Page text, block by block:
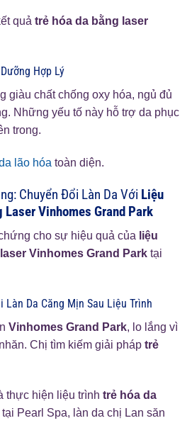
quả trẻ hóa da bằng laser
Hợp Lý
giàu chất chống oxy hóa, ngủ đủ
Những yếu tố này hỗ trợ da phục
trong.
lão hóa toàn diện.
Chuyển Đổi Làn Da Với Liệu
Laser Vinhomes Grand Park
cho sự hiệu quả của liệu
Vinhomes Grand Park tại
Làn Da Căng Mịn Sau Liệu Trình
Vinhomes Grand Park, lo lắng vì
Chị tìm kiếm giải pháp trẻ
thực hiện liệu trình trẻ hóa da
tại Pearl Spa, làn da chị Lan săn